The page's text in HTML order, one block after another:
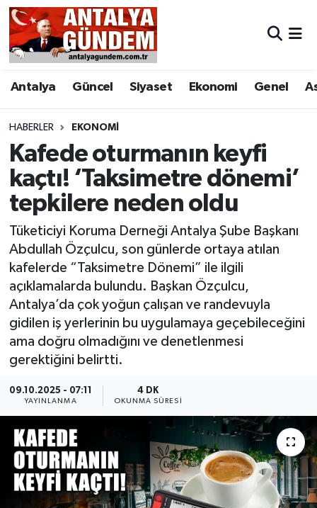
Antalya Güncel Siyaset Ekonomi Genel
HABERLER EKONOMI
Kafede oturmanın keyfi
kaçtı! ‘Taksimetre dönemi’
tepkilere neden oldu
Tüketiciyi Koruma Derneği Antalya Şube Başkanı
Abdullah Özçulcu, son günlerde ortaya atılan
kafelerde “Taksimetre Dönemi” ile ilgili
açıklamalarda bulundu. Başkan Özçulcu,
Antalya’da çok yoğun çalışan ve randevuyla
gidilen iş yerlerinin bu uygulamaya geçebileceğini
ama doğru olmadığını ve denetlenmesi
gerektiğini belirtti.
09.10.2025 - 07:11
YAYINLANMA
4 DK
OKUNMA SÜRESI
Antalya
Asayiş
Bilim & Teknoloji
Bölge
EĞİTİM
Ekonomi
Genel
Görüntülü Haber
Güncel
Magazin
Resmi İlan
Sağlık & Yaşam
Antalya Nöbetçi Eczaneler
Antalya Hava Durumu
Antalya Namaz Vakitleri
Antalya Trafik Yoğunluk Haritası
Süper Lig Puan Durumu ve Fikstür
Tüm Manşetler
Son Dakika Haberleri
Haber Arşivi